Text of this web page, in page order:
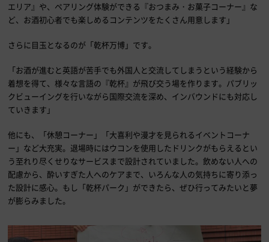
エリア』や、ペアリング体験ができる『おつまみ・お菓子コーナー』な
ど、お酒初心者でも楽しめるコンテンツをたくさん用意します」
さらに目玉となるのが「乾杯万博」です。
「お酒が進むと英語が苦手でも外国人と交流してしまうという経験から
着想を得て、様々な言語の『乾杯』が飛び交う場を作ります。パブリッ
クビューイングを行いながら国際交流を深め、インバウンドにも対応し
ていきます」
他にも、「休憩コーナー」「大喜利や漫才を見られるイベントコーナ
ー」など大充実。退場時にはウコンを使用したドリンクがもらえるとい
う至れり尽くせりなサービスまで設計されていました。飲めない人への
配慮から、酔いすぎた人へのケアまで、いろんな人の気持ちに寄り添っ
た設計に感心。もし「乾杯パーク」ができたら、ぜひ行ってみたいと夢
が膨らみました。